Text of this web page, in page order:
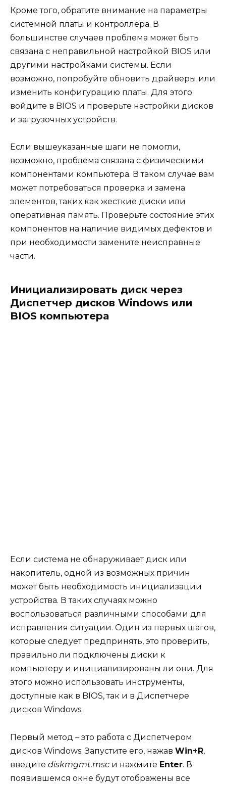
Кроме того, обратите внимание на параметры
системной платы и контроллера. В
большинстве случаев проблема может быть
связана с неправильной настройкой BIOS или
другими настройками системы. Если
возможно, попробуйте обновить драйверы или
изменить конфигурацию платы. Для этого
войдите в BIOS и проверьте настройки дисков
и загрузочных устройств.
Если вышеуказанные шаги не помогли,
возможно, проблема связана с физическими
компонентами компьютера. В таком случае вам
может потребоваться проверка и замена
элементов, таких как жесткие диски или
оперативная память. Проверьте состояние этих
компонентов на наличие видимых дефектов и
при необходимости замените неисправные
части.
Инициализировать диск через
Диспетчер дисков Windows или
BIOS компьютера
Если система не обнаруживает диск или
накопитель, одной из возможных причин
может быть необходимость инициализации
устройства. В таких случаях можно
воспользоваться различными способами для
исправления ситуации. Один из первых шагов,
которые следует предпринять, это проверить,
правильно ли подключены диски к
компьютеру и инициализированы ли они. Для
этого можно использовать инструменты,
доступные как в BIOS, так и в Диспетчере
дисков Windows.
Первый метод – это работа с Диспетчером
дисков Windows. Запустите его, нажав Win+R,
введите diskmgmt.msc и нажмите Enter. В
появившемся окне будут отображены все